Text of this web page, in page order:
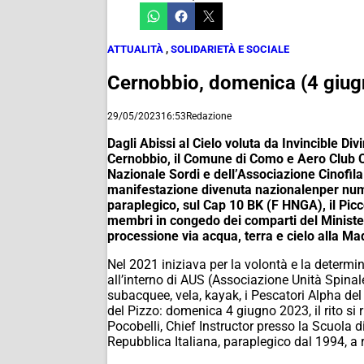
ATTUALITÀ , SOLIDARIETÀ E SOCIALE
Cernobbio, domenica (4
29/05/202316:53Redazione
Dagli Abissi al Cielo voluta da Invincible
Cernobbio, il Comune di Como e Aero
Nazionale Sordi e dell’Associazione
manifestazione divenuta nazionalenper
paraplegico, sul Cap 10 BK (F HNGA), il
membri in congedo dei comparti del
processione via acqua, terra e cielo alla
Nel 2021 iniziava per la volontà e la
all’interno di AUS (Associazione Unità
subacquee, vela, kayak, i Pescatori Alpha
del Pizzo: domenica 4 giugno 2023, il rito si
Pocobelli, Chief Instructor presso la Scuola
Repubblica Italiana, paraplegico dal 1994, a